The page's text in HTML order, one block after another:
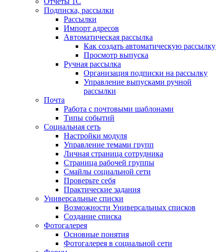
Подписка, рассылки
Рассылки
Импорт адресов
Автоматическая рассылка
Как создать автоматическую рассылку
Просмотр выпуска
Ручная рассылка
Организация подписки на рассылку
Управление выпусками ручной
рассылки
Почта
Работа с почтовыми шаблонами
Типы событий
Социальная сеть
Настройки модуля
Управление темами групп
Личная страница сотрудника
Страница рабочей группы
Смайлы социальной сети
Проверьте себя
Практические задания
Универсальные списки
Возможности Универсальных списков
Создание списка
Фотогалерея
Основные понятия
Фотогалерея в социальной сети